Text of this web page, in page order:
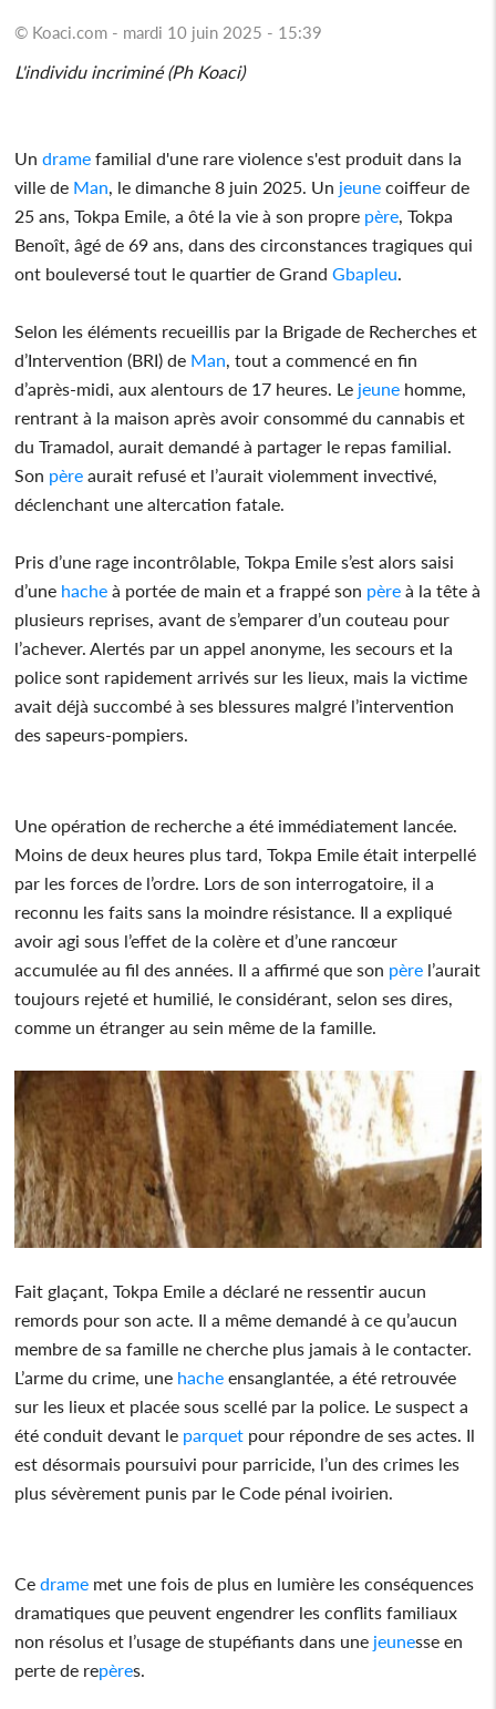
© Koaci.com - mardi 10 juin 2025 - 15:39
L'individu incriminé (Ph Koaci)
Undrame familial d'une rare violence s'est produit dans la
ville de Man, le dimanche 8 juin 2025. Un jeune coiffeur de
25 ans, Tokpa Emile, a ôté la vie à son propre père, Tokpa
Benoît, âgé de 69 ans, dans des circonstances tragiques qui
ont bouleversé tout le quartier de GrandGbapleu.
Selon les éléments recueillis par la Brigade de Recherches et
d’Intervention (BRI) de Man, tout a commencé en fin
d’après-midi, aux alentours de 17 heures. Le jeune homme,
rentrant à la maison après avoir consommé du cannabis et
du Tramadol, aurait demandé à partager le repas familial.
Son père aurait refusé et l’aurait violemment invectivé,
déclenchant une altercation fatale.
Pris d’une rage incontrôlable, Tokpa Emile s’est alors saisi
d’une hache à portée de main et a frappé son père à la tête à
plusieurs reprises, avant de s’emparer d’un couteau pour
l’achever. Alertés par un appel anonyme, les secours et la
police sont rapidement arrivés sur les lieux, mais la victime
avait déjà succombé à ses blessures malgré l’intervention
des sapeurs-pompiers.
Une opération de recherche a été immédiatement lancée.
Moins de deux heures plus tard, Tokpa Emile était interpellé
par les forces de l’ordre. Lors de son interrogatoire, il a
reconnu les faits sans la moindre résistance. Il a expliqué
avoir agi sous l’effet de la colère et d’une rancœur
accumulée au fil des années. Il a affirmé que son père l’aurait
toujours rejeté et humilié, le considérant, selon ses dires,
comme un étranger au sein même de la famille.
Fait glaçant, Tokpa Emile a déclaré ne ressentir aucun
remords pour son acte. Il a même demandé à ce qu’aucun
membre de sa famille ne cherche plus jamais à le contacter.
L’arme du crime, une hache ensanglantée, a été retrouvée
sur les lieux et placée sous scellé par la police. Le suspect a
été conduit devant le parquet pour répondre de ses actes. Il
est désormais poursuivi pour parricide, l’un des crimes les
plus sévèrement punis par le Code pénal ivoirien.
Cedrame met une fois de plus en lumière les conséquences
dramatiques que peuvent engendrer les conflits familiaux
non résolus et l’usage de stupéfiants dans une jeunesse en
perte de repères.